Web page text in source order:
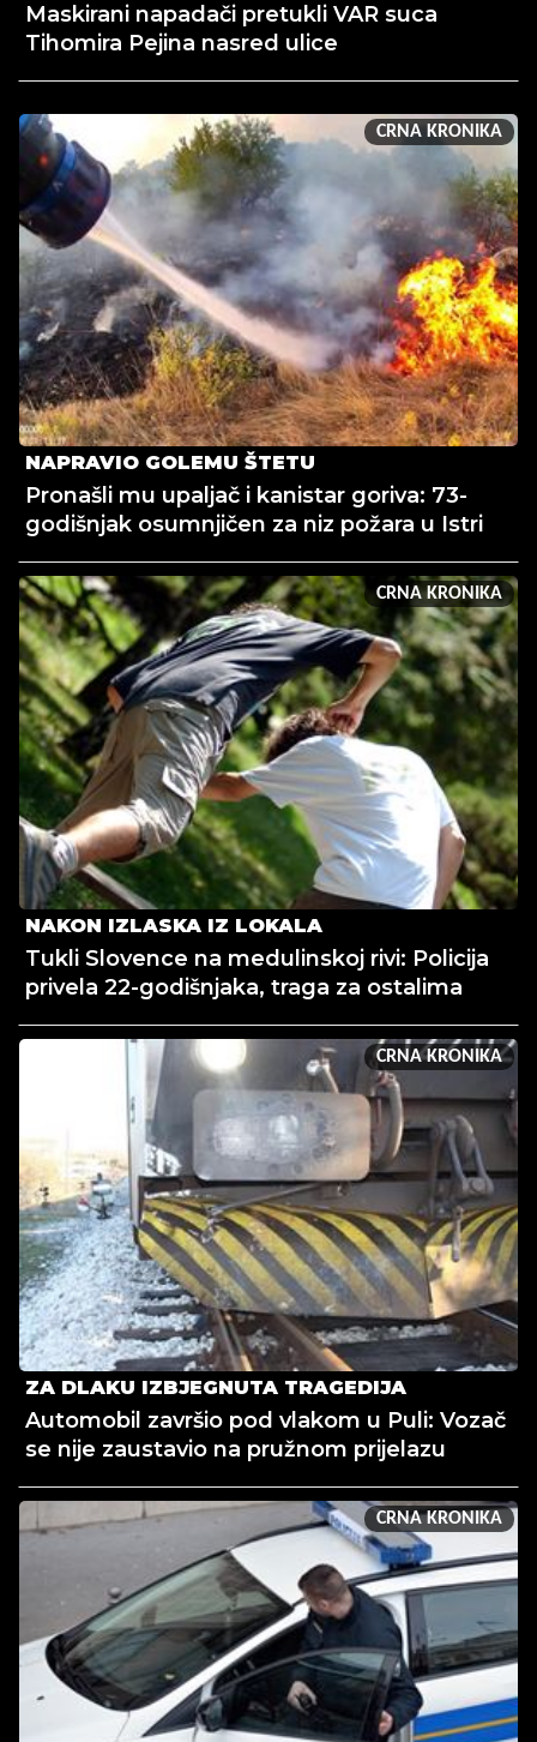
Maskirani napadači pretukli VAR suca
Tihomira Pejina nasred ulice
CRNA KRONIKA
NAPRAVIO GOLEMU ŠTETU
Pronašli mu upaljač i kanistar goriva: 73-
godišnjak osumnjičen za niz požara u Istri
CRNA KRONIKA
NAKON IZLASKA IZ LOKALA
Tukli Slovence na medulinskoj rivi: Policija
privela 22-godišnjaka, traga za ostalima
CRNA KRONIKA
ZA DLAKU IZBJEGNUTA TRAGEDIJA
Automobil završio pod vlakom u Puli: Vozač
se nije zaustavio na pružnom prijelazu
CRNA KRONIKA